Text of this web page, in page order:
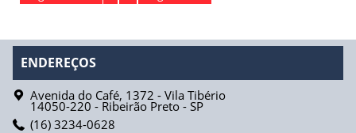
Absorvente Tena Lady Extra Biofral
Absorvente Tena Lady Super Biofral
Água
ENDEREÇOS
Avenida do Café, 1372 - Vila Tibério
14050-220 - Ribeirão Preto -SP
(16) 3234-0628